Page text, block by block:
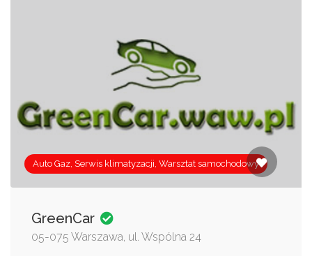
Auto Gaz, Serwis klimatyzacji, Warsztat samochodowy
GreenCar
05-075 Warszawa, ul. Wspólna 24